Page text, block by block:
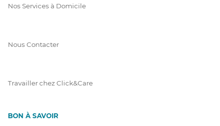
Nos Services à Domicile
Nous Contacter
Travailler chez Click&Care
BON À SAVOIR